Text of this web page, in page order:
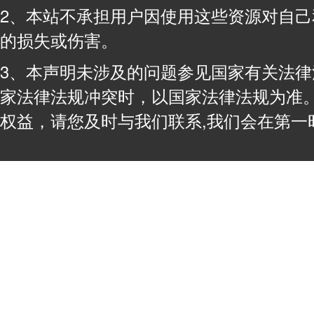
2、本站不承担用户因使用这些资源对自
的损失或伤害。
3、本声明未涉及的问题参见国家有关法
家法律法规冲突时，以国家法律法规为准
权益，请您及时与我们联系,我们会在第